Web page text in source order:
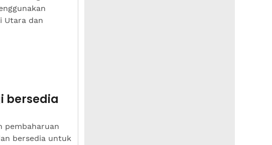
Utara dan
bersedia
pembaharuan
bersedia untuk